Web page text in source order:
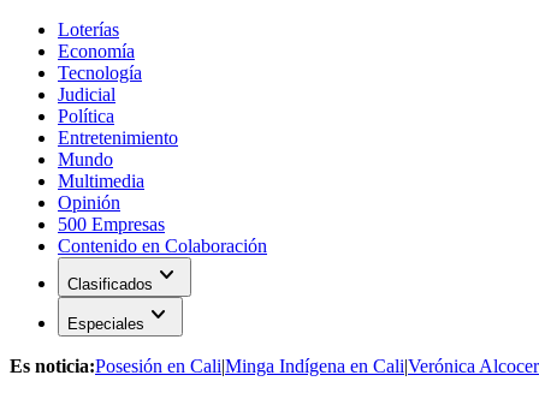
Loterías
Economía
Tecnología
Judicial
Política
Entretenimiento
Mundo
Multimedia
Opinión
500 Empresas
Contenido en Colaboración
Clasificados expand_more
Especiales expand_more
Es noticia:Posesión en Cali|Minga Indígena en Cali|Verónica Alcocer